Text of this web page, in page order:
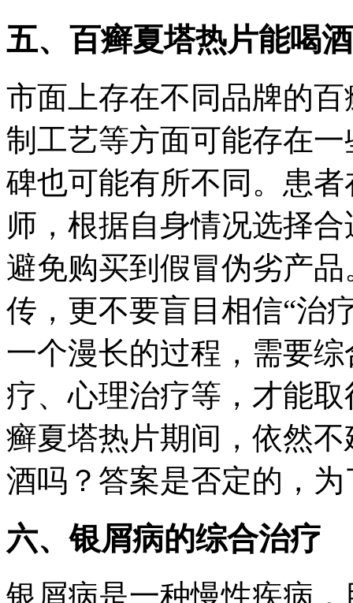
五、百癣夏塔热片能喝
市面上存在不同品牌的
制工艺等方面可能存在
碑也可能有所不同。患
师，根据自身情况选择
避免购买到假冒伪劣产
传，更不要盲目相信“治
一个漫长的过程，需要
疗、心理治疗等，才能
癣夏塔热片期间，依然
酒吗？答案是否定的，
六、银屑病的综合治疗
银屑病是一种慢性疾病